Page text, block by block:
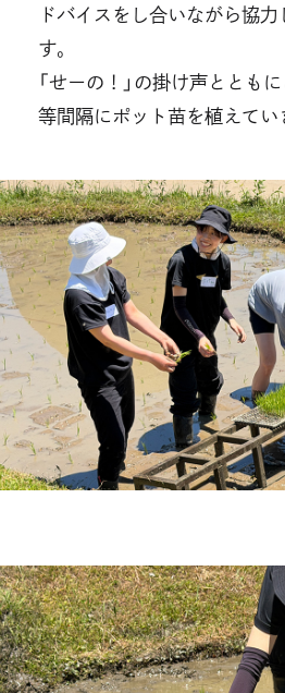
ドバイスをし合いながら協
す。
「せーの！」の掛け声ととも
等間隔にポット苗を植えてい